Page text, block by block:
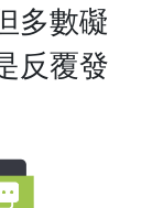
多數礙
反覆發